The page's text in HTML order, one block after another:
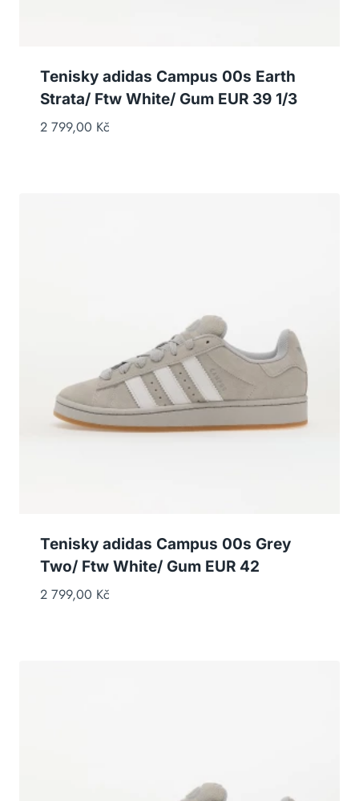
Tenisky adidas Campus 00s Earth
Strata/ Ftw White/ Gum EUR 39 1/3
2 799,00 Kč
Tenisky adidas Campus 00s Grey
Two/ Ftw White/ Gum EUR 42
2 799,00 Kč